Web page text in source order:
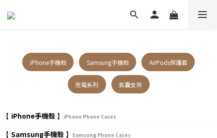
iPhone手機殼 Samsung手機殼 AirPods保護套
充電系列 氣囊支架
【 iPhone手機殼 】 iPhone Phone Cases
【 Samsung手機殼 】 Samsung Phone Cases